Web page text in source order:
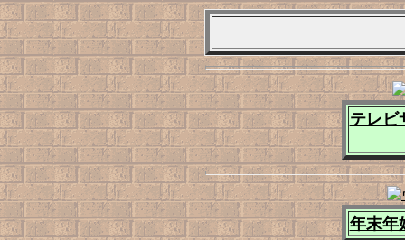
テレビ
年末年